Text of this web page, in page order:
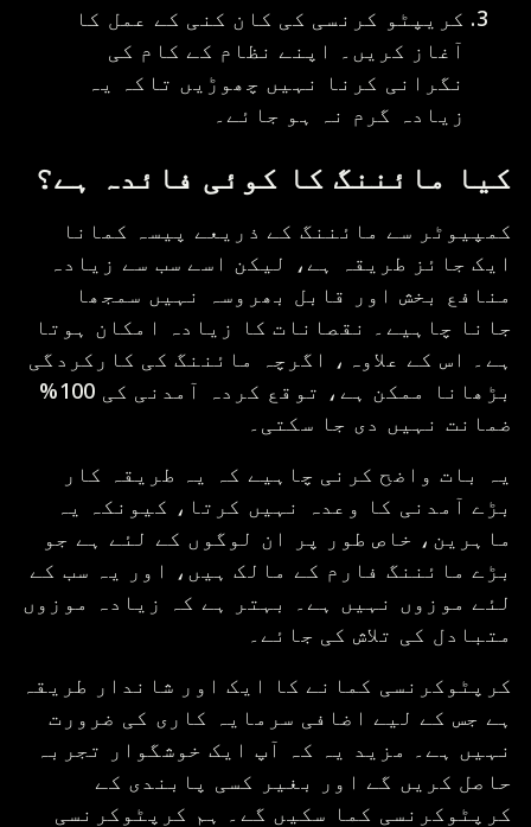
کریپٹو کرنسی کی کان کنی کے عمل کا
آغاز کریں۔ اپنے نظام کے کام کی
نگرانی کرنا نہیں چھوڑیں تاکہ یہ
زیادہ گرم نہ ہو جائے۔
کیا مائننگ کا کوئی فائدہ ہے؟
کمپیوٹر سے مائننگ کے ذریعے پیسہ کمانا
ایک جائز طریقہ ہے، لیکن اسے سب سے زیادہ
منافع بخش اور قابل بھروسہ نہیں سمجھا
جانا چاہیے۔ نقصانات کا زیادہ امکان ہوتا
ہے۔ اس کے علاوہ، اگرچہ مائننگ کی کارکردگی
بڑھانا ممکن ہے، توقع کردہ آمدنی کی 100%
ضمانت نہیں دی جا سکتی۔
یہ بات واضح کرنی چاہیے کہ یہ طریقہ کار
بڑے آمدنی کا وعدہ نہیں کرتا، کیونکہ یہ
ماہرین، خاص طور پر ان لوگوں کے لئے ہے جو
بڑے مائننگ فارم کے مالک ہیں، اور یہ سب کے
لئے موزوں نہیں ہے۔ بہتر ہے کہ زیادہ موزوں
متبادل کی تلاش کی جائے۔
کرپٹوکرنسی کمانے کا ایک اور شاندار طریقہ
ہے جس کے لیے اضافی سرمایہ کاری کی ضرورت
نہیں ہے۔ مزید یہ کہ آپ ایک خوشگوار تجربہ
حاصل کریں گے اور بغیر کسی پابندی کے
کرپٹوکرنسی کما سکیں گے۔ ہم کرپٹوکرنسی